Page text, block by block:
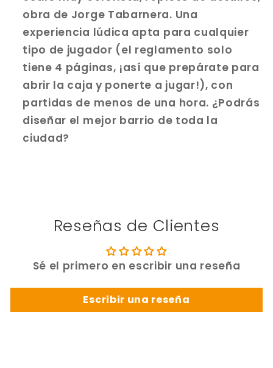
obra de Jorge Tabarnera. Una
experiencia lúdica apta para cualquier
tipo de jugador (el reglamento solo
tiene 4 páginas, ¡así que prepárate para
abrir la caja y ponerte a jugar!), con
partidas de menos de una hora. ¿Podrás
diseñar el mejor barrio de toda la
ciudad?
Reseñas de Clientes
Sé el primero en escribir una reseña
Escribir una reseña